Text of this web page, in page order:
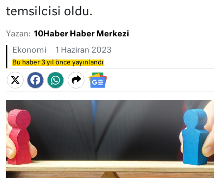
temsilcisi oldu.
Yazan: 10Haber Haber Merkezi
Ekonomi 1 Haziran 2023
Bu haber 3 yıl önce yayınlandı